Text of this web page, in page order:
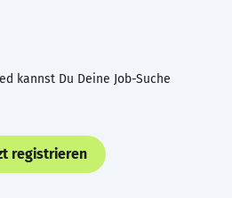
kannst Du Deine Job-Suche
registrieren